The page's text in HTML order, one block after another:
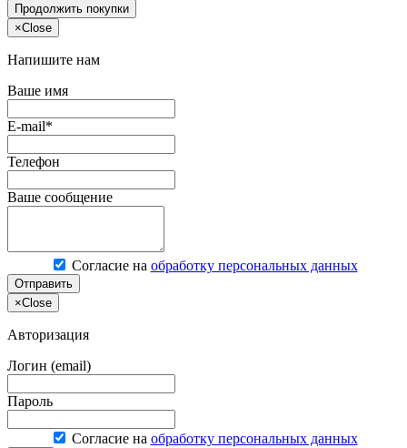
Продолжить покупки
×Close
Напишите нам
Ваше имя
E-mail*
Телефон
Ваше сообщение
Согласие на обработку персональных данных
Отправить
×Close
Авторизация
Логин (email)
Пароль
Согласие на обработку персональных данных